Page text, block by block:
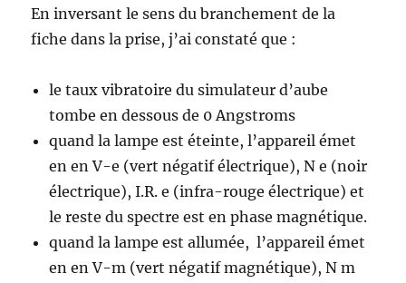
En inversant le sens du branchement de la
fiche dans la prise, j’ai constaté que :
le taux vibratoire du simulateur d’aube
tombe en dessous de 0 Angstroms
quand la lampe est éteinte, l’appareil émet
en en V-e (vert négatif électrique), N e (noir
électrique), I.R. e (infra-rouge électrique) et
le reste du spectre est en phase magnétique.
quand la lampe est allumée, l’appareil émet
en en V-m (vert négatif magnétique), N m